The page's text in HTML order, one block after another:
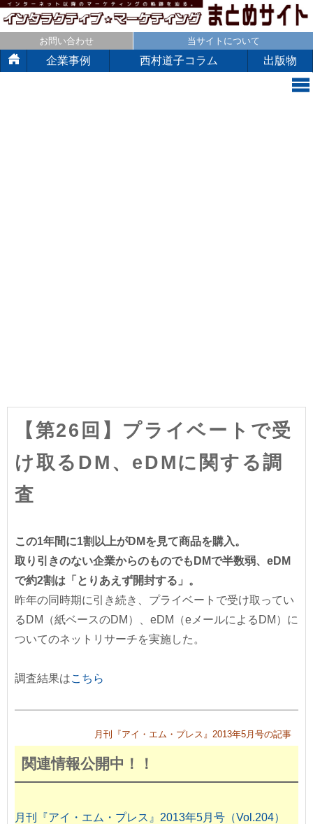
お問い合わせ 当サイトについて
企業事例 西村道子コラム 出版物
【第26回】プライベートで受
け取るDM、eDMに関する調
査
この1年間に1割以上がDMを見て商品を購入。
取り引きのない企業からのものでもDMで半数弱、eDM
で約2割は「とりあえず開封する」。
昨年の同時期に引き続き、プライベートで受け取ってい
るDM（紙ベースのDM）、eDM（eメールによるDM）に
ついてのネットリサーチを実施した。
調査結果はこちら
月刊『アイ・エム・プレス』2013年5月号の記事
関連情報公開中！！
月刊『アイ・エム・プレス』2013年5月号（Vol.204）